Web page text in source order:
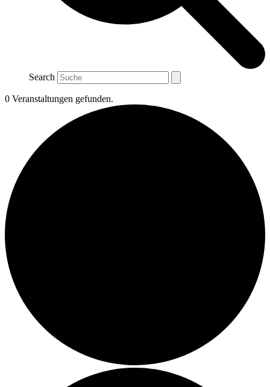
Search
0 Veranstaltungen gefunden.